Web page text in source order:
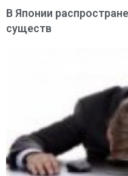
В Японии
существ